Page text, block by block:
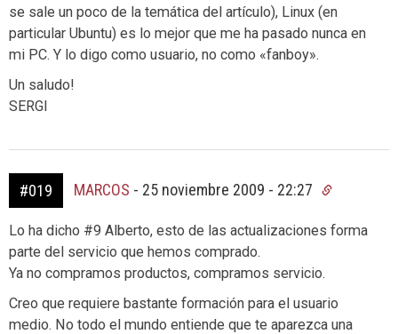
se sale un poco de la temática del artículo), Linux (en
particular Ubuntu) es lo mejor que me ha pasado nunca en
mi PC. Y lo digo como usuario, no como «fanboy».
Un saludo!
SERGI
#019 MARCOS - 25 noviembre 2009 - 22:27
Lo ha dicho #9 Alberto, esto de las actualizaciones forma
parte del servicio que hemos comprado.
Ya no compramos productos, compramos servicio.
Creo que requiere bastante formación para el usuario
medio. No todo el mundo entiende que te aparezca una